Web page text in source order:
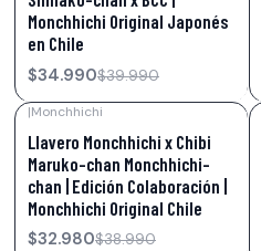
Monchhichi Original Japonés
en Chile
$34.990$39.990
|Monchhichi
Llavero Monchhichi x Chibi
Maruko-chan Monchhichi-
chan | Edición Colaboración |
Monchhichi Original Chile
$32.980$38.990